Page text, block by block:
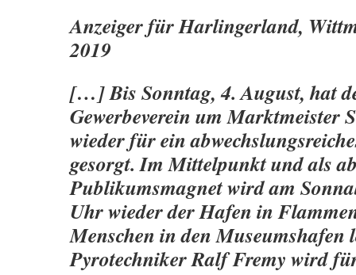
Anzeiger für Harlingerland,
2019
[…] Bis Sonntag, 4. August, hat
Gewerbeverein um Marktmeister
wieder für ein
gesorgt. Im Mittelpunkt und als
Publikumsmagnet wird am
Uhr wieder der Hafen in
Menschen in den Museumshafen
Pyrotechniker Ralf Fremy wird